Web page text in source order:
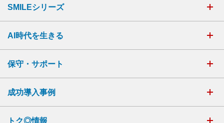
SMILEシリーズ
AI時代を生きる
保守・サポート
成功導入事例
トク◎情報